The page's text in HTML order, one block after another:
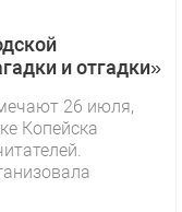
и отгадки»
26 июля,
Копейска